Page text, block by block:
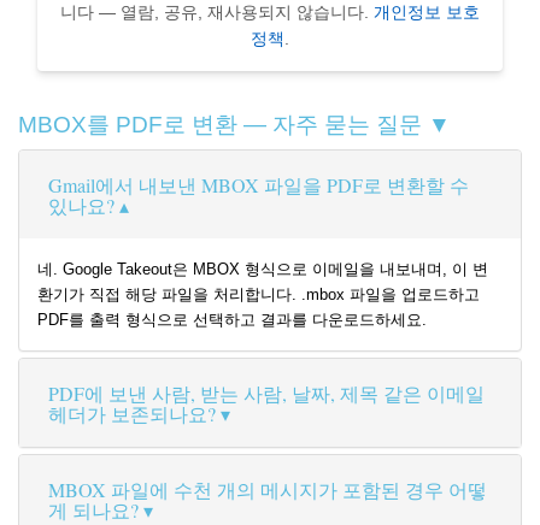
니다 — 열람, 공유, 재사용되지 않습니다. 개인정보 보호
정책
MBOX를 PDF로 변환 — 자주 묻는 질문 ▼
Gmail에서 내보낸 MBOX 파일을 PDF로 변환할 수
있나요?
네. Google Takeout은 MBOX 형식으로 이메일을 내보내며, 이 변
환기가 직접 해당 파일을 처리합니다. .mbox 파일을 업로드하고
PDF를 출력 형식으로 선택하고 결과를 다운로드하세요.
PDF에 보낸 사람, 받는 사람, 날짜, 제목 같은 이메일
헤더가 보존되나요?
MBOX 파일에 수천 개의 메시지가 포함된 경우 어떻
게 되나요?